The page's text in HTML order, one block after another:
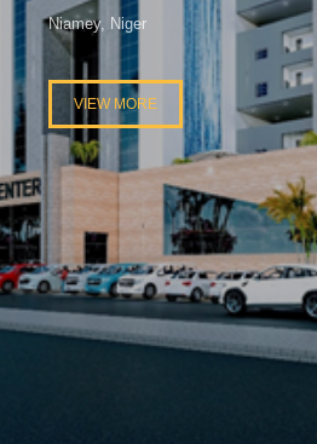
Niamey, Niger
VIEW MORE